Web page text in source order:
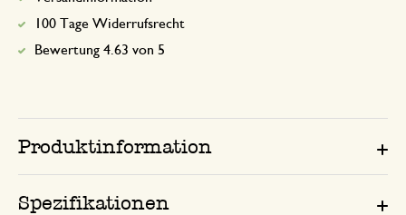
100 Tage Widerrufsrecht
Bewertung 4.63 von 5
Produktinformation
Spezifikationen